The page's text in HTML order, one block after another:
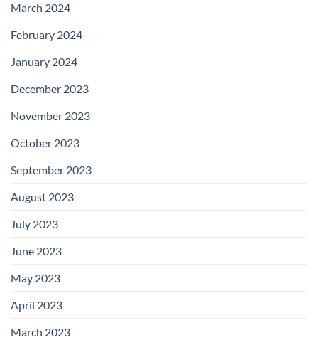
March 2024
February 2024
January 2024
December 2023
November 2023
October 2023
September 2023
August 2023
July 2023
June 2023
May 2023
April 2023
March 2023